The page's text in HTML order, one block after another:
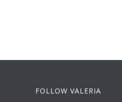
FOLLOW VALERIA